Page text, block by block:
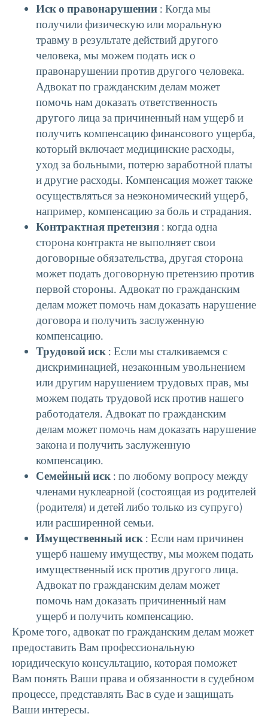
Иск о правонарушении : Когда мы
получили физическую или моральную
травму в результате действий другого
человека, мы можем подать иск о
правонарушении против другого человека.
Адвокат по гражданским делам может
помочь нам доказать ответственность
другого лица за причиненный нам ущерб и
получить компенсацию финансового ущерба,
который включает медицинские расходы,
уход за больными, потерю заработной платы
и другие расходы. Компенсация может также
осуществляться за неэкономический ущерб,
например, компенсацию за боль и страдания.
Контрактная претензия : когда одна
сторона контракта не выполняет свои
договорные обязательства, другая сторона
может подать договорную претензию против
первой стороны. Адвокат по гражданским
делам может помочь нам доказать нарушение
договора и получить заслуженную
компенсацию.
Трудовой иск : Если мы сталкиваемся с
дискриминацией, незаконным увольнением
или другим нарушением трудовых прав, мы
можем подать трудовой иск против нашего
работодателя. Адвокат по гражданским
делам может помочь нам доказать нарушение
закона и получить заслуженную
компенсацию.
Семейный иск : по любому вопросу между
членами нуклеарной (состоящая из родителей
(родителя) и детей либо только из супруго)
или расширенной семьи.
Имущественный иск : Если нам причинен
ущерб нашему имуществу, мы можем подать
имущественный иск против другого лица.
Адвокат по гражданским делам может
помочь нам доказать причиненный нам
ущерб и получить компенсацию.
Кроме того, адвокат по гражданским делам может
предоставить Вам профессиональную
юридическую консультацию, которая поможет
Вам понять Ваши права и обязанности в судебном
процессе, представлять Вас в суде и защищать
Ваши интересы.